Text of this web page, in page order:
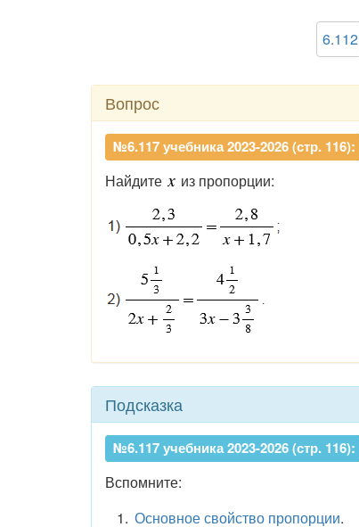
6.112
Вопрос
№6.117 учебника 2023-2026 (стр. 116):
Найдите из пропорции:
Подсказка
№6.117 учебника 2023-2026 (стр. 116):
Вспомните:
Основное свойство пропорции.